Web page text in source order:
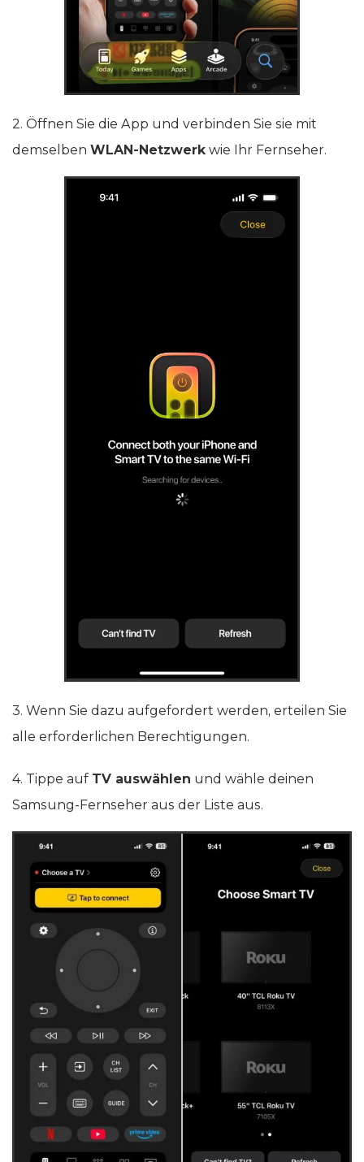
2. Öffnen Sie die App und verbinden Sie sie mit
demselben WLAN-Netzwerk wie Ihr Fernseher.
3. Wenn Sie dazu aufgefordert werden, erteilen Sie
alle erforderlichen Berechtigungen.
4. Tippe auf TV auswählen und wähle deinen
Samsung-Fernseher aus der Liste aus.